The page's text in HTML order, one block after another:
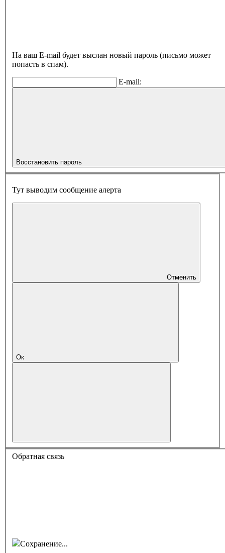
На ваш E-mail будет выслан новый пароль (письмо может
попасть в спам).
E-mail:
Восстановить пароль
Тут выводим сообщение алерта
Отменить
Ок
Обратная связь
Сохранение...